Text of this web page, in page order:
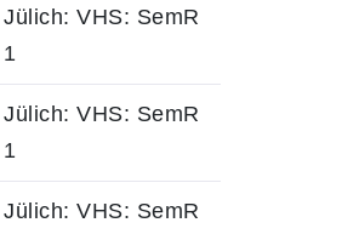
Jülich: VHS: SemR
1
Jülich: VHS: SemR
1
Jülich: VHS: SemR